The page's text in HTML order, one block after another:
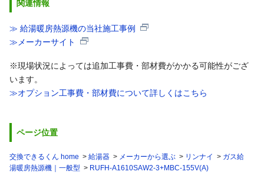
関連情報
≫ 給湯暖房熱源機の当社施工事例
≫メーカーサイト
※現場状況によっては追加工事費・部材費がかかる可能性がござ
います。
≫オプション工事費・部材費について詳しくはこちら
ページ位置
交換できるくん home 給湯器 メーカーから選ぶ リンナイ
ガス給
湯暖房熱源機｜一般型
RUFH-A1610SAW2-3+MBC-155V(A)